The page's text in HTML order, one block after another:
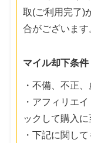
取(ご利用完了)
合がございます
マイル却下条件
・不備、不正
・アフィリエ
ックして購入
・下記に関し